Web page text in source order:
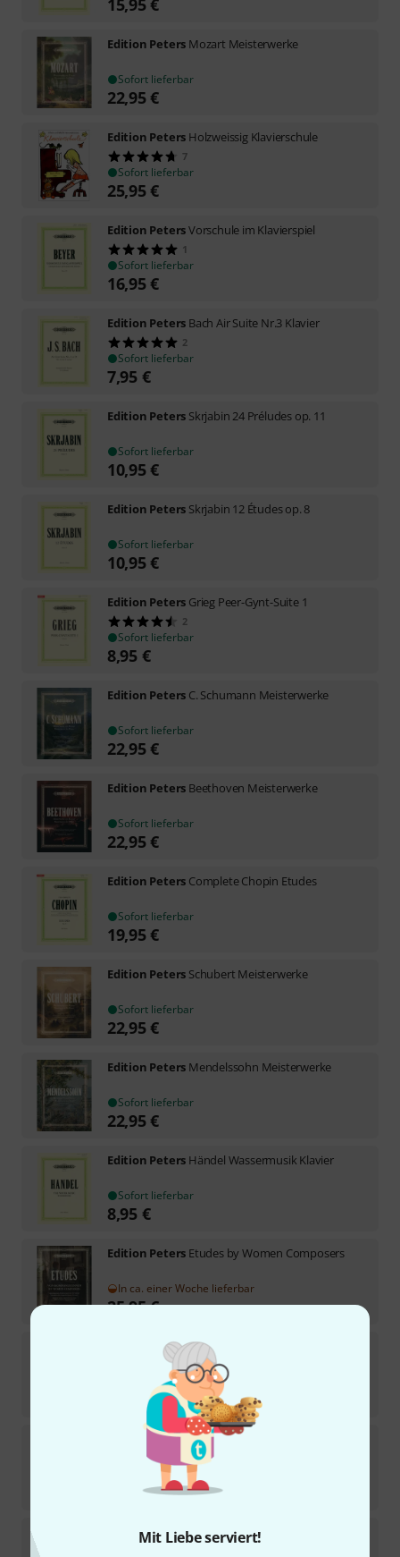
Mit Liebe serviert!
Edition Peters Mozart Meisterwerke
Sofort lieferbar
22,95€
Edition Peters Holzweissig Klavierschule
7
Sofort lieferbar
25,95€
Edition PetersVorschule im Klavierspiel
1
Sofort lieferbar
16,95€
Edition Peters Bach Air Suite Nr.3 Klavier
2
Sofort lieferbar
7,95 €
Edition Peters Skrjabin 24 Préludes op. 11
Sofort lieferbar
10,95€
Edition Peters Skrjabin 12 Études op. 8
Sofort lieferbar
10,95€
Edition Peters Grieg Peer-Gynt-Suite 1
2
Sofort lieferbar
8,95 €
Edition Peters C. Schumann Meisterwerke
Sofort lieferbar
22,95€
Edition Peters Beethoven Meisterwerke
Sofort lieferbar
22,95€
Edition Peters Complete Chopin Etudes
Sofort lieferbar
19,95€
Edition Peters Schubert Meisterwerke
Sofort lieferbar
22,95€
Edition Peters Mendelssohn Meisterwerke
Sofort lieferbar
22,95€
Edition Peters Händel Wassermusik Klavier
Sofort lieferbar
8,95 €
Edition Peters Etudes by Women Composers
In ca. einer Woche lieferbar
25,95€
Edition PetersBach Chromatische Fantasie
Sofort lieferbar
€
Edition PetersDiabelli Sonatinen
Sofort lieferbar
14,95€
Edition PetersMozart Sonate A-Dur KV 331